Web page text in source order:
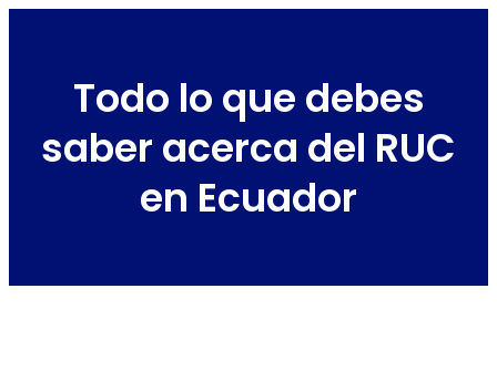
Todo lo que debes
saber acerca del RUC
en Ecuador